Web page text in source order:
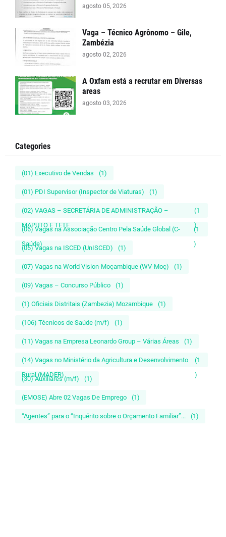
agosto 05, 2026
Vaga – Técnico Agrônomo – Gile,
Zambézia
agosto 02, 2026
A Oxfam está a recrutar em Diversas
areas
agosto 03, 2026
Categories
(01) Executivo de Vendas (1)
(01) PDI Supervisor (Inspector de Viaturas) (1)
(02) VAGAS – SECRETÁRIA DE ADMINISTRAÇÃO –
MAPUTO E TETE
(1
)
(06) Vagas na Associação Centro Pela Saúde Global (C-
Saúde)
(1
)
(06) Vagas na ISCED (UnISCED) (1)
(07) Vagas na World Vision-Moçambique (WV-Moç) (1)
(09) Vagas – Concurso Público (1)
(1) Oficiais Distritais (Zambezia) Mozambique (1)
(106) Técnicos de Saúde (m/f) (1)
(11) Vagas na Empresa Leonardo Group – Várias Áreas (1)
(14) Vagas no Ministério da Agricultura e Desenvolvimento
Rural (MADER)
(1
)
(30) Auxiliares (m/f) (1)
(EMOSE) Abre 02 Vagas De Emprego (1)
“Agentes” para o “Inquérito sobre o Orçamento Familiar”... (1)